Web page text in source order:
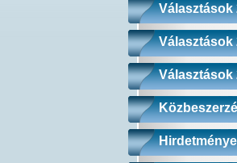
Választások
Választások
Választások